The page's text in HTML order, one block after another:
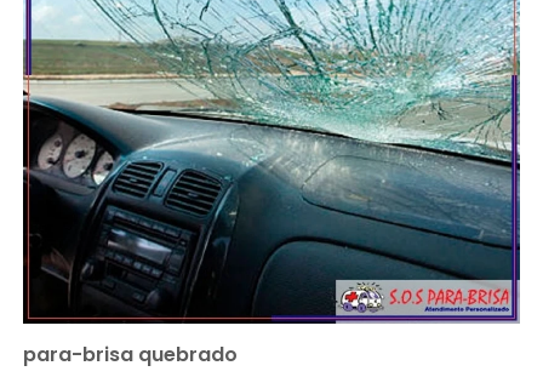
para-brisa quebrado